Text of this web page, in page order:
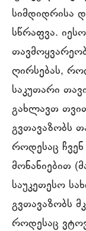
სიმდიდრისა
სწრაფვა.
ღირსებას,
საკუთარი
გახლავთ
გვთავაზობს
როდესაც
მონანიებით
საუკეთესო
გვთავაზობს
როდესაც